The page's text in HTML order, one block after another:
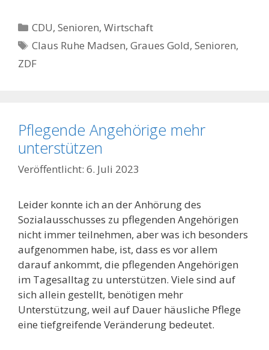
Kategorien
CDU,Senioren,Wirtschaft
Schlagwörter
Claus Ruhe Madsen,Graues Gold,Senioren,
ZDF
Pflegende Angehörige mehr
unterstützen
6. Juli 2023
Leider konnte ich an der Anhörung des
Sozialausschusses zu pflegenden Angehörigen
nicht immer teilnehmen, aber was ich besonders
aufgenommen habe, ist, dass es vor allem
darauf ankommt, die pflegenden Angehörigen
im Tagesalltag zu unterstützen. Viele sind auf
sich allein gestellt, benötigen mehr
Unterstützung, weil auf Dauer häusliche Pflege
eine tiefgreifende Veränderung bedeutet.